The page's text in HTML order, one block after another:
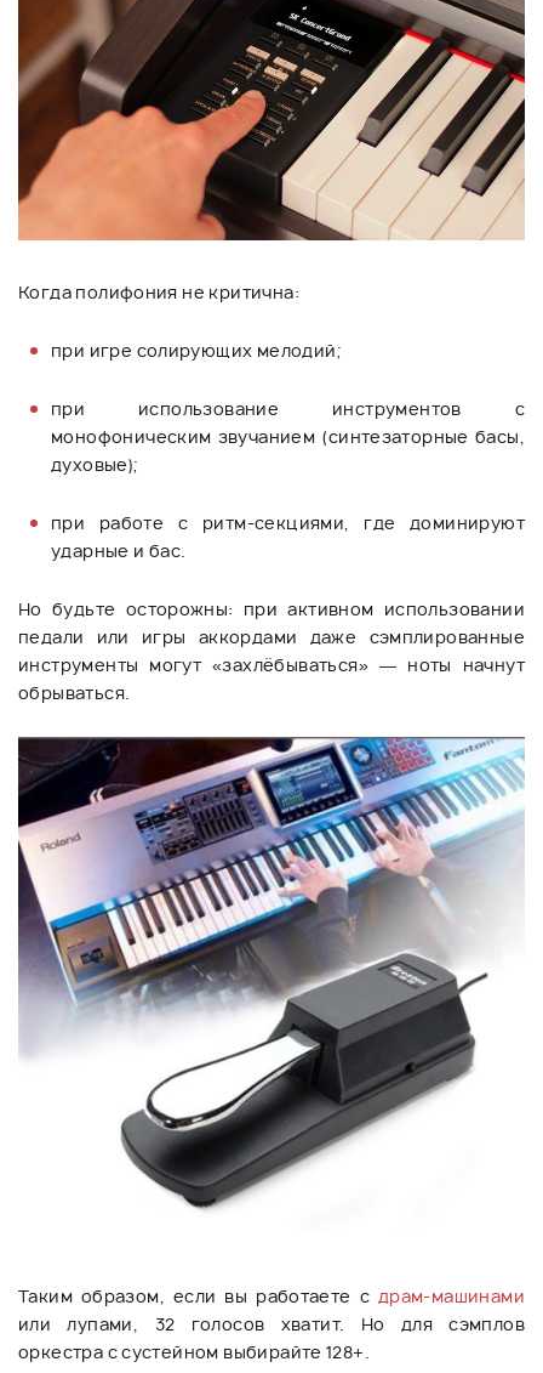
Когда полифония не критична:
при игре солирующих мелодий;
при использование инструментов с
монофоническим звучанием (синтезаторные басы,
духовые);
при работе с ритм-секциями, где доминируют
ударные и бас.
Но будьте осторожны: при активном использовании
педали или игры аккордами даже сэмплированные
инструменты могут «захлёбываться» — ноты начнут
обрываться.
Таким образом, если вы работаете с драм-машинами
или лупами, 32 голосов хватит. Но для сэмплов
оркестра с сустейном выбирайте 128+.